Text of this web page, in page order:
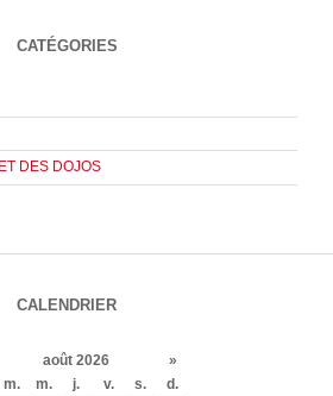
CATÉGORIES
DES DOJOS
CALENDRIER
août 2026
»
m. m. j. v. s.
d.